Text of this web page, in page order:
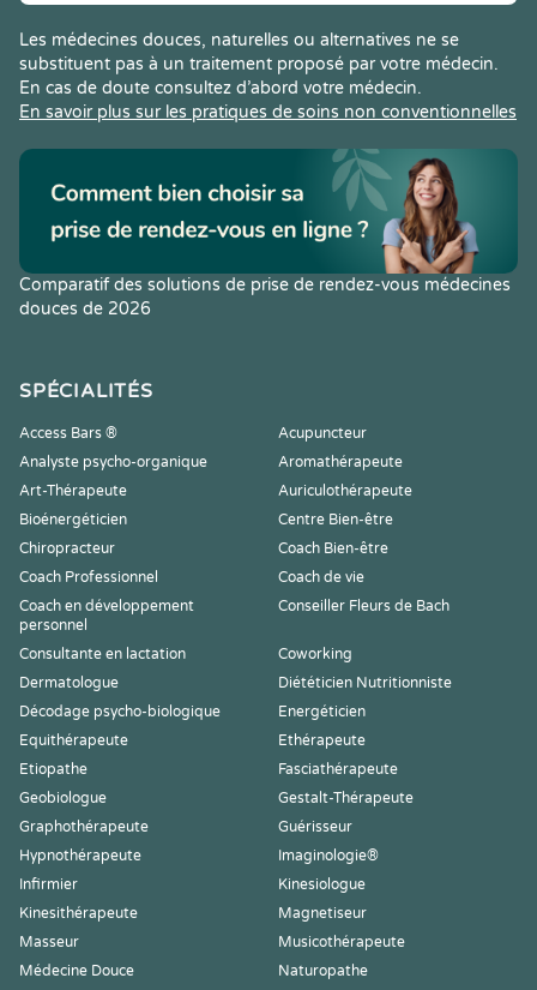
Les médecines douces, naturelles ou alternatives ne se
substituent pas à un traitement proposé par votre médecin.
En cas de doute consultez d’abord votre médecin.
En savoir plus sur les pratiques de soins non conventionnelles
Comparatif des solutions de prise de rendez-vous médecines
douces de 2026
SPÉCIALITÉS
Access Bars ®
Acupuncteur
Analyste psycho-organique
Aromathérapeute
Art-Thérapeute
Auriculothérapeute
Bioénergéticien
Centre Bien-être
Chiropracteur
Coach Bien-être
Coach Professionnel
Coach de vie
Coach en développement
personnel
Conseiller Fleurs de Bach
Consultante en lactation
Coworking
Dermatologue
Diététicien Nutritionniste
Décodage psycho-biologique
Energéticien
Equithérapeute
Ethérapeute
Etiopathe
Fasciathérapeute
Geobiologue
Gestalt-Thérapeute
Graphothérapeute
Guérisseur
Hypnothérapeute
Imaginologie®
Infirmier
Kinesiologue
Kinesithérapeute
Magnetiseur
Masseur
Musicothérapeute
Médecine Douce
Naturopathe